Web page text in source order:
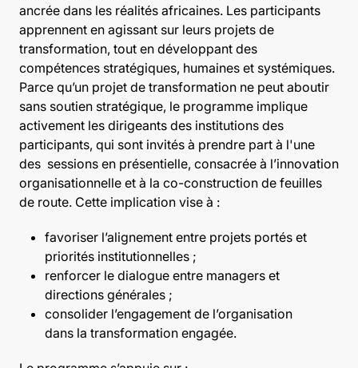
ancrée dans les réalités africaines. Les participants
apprennent en agissant sur leurs projets de
transformation, tout en développant des
compétences stratégiques, humaines et systémiques.
Parce qu’un projet de transformation ne peut aboutir
sans soutien stratégique, le programme implique
activement les dirigeants des institutions des
participants, qui sont invités à prendre part à l'une
des sessions en présentielle, consacrée à l’innovation
organisationnelle et à la co-construction de feuilles
de route. Cette implication vise à :
favoriser l’alignement entre projets portés et
priorités institutionnelles ;
renforcer le dialogue entre managers et
directions générales ;
consolider l’engagement de l’organisation
dans la transformation engagée.